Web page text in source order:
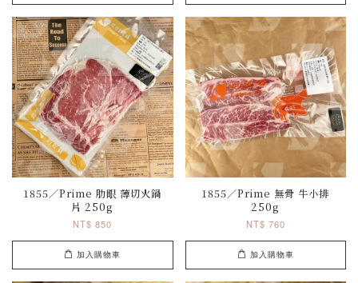
1855／Prime 肋眼 薄切火鍋
片 250g
NT$ 850
加入購物車
1855／Prime 無骨 牛小排
250g
NT$ 760
加入購物車